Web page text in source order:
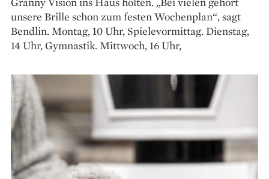
unsere Brille schon zum festen Wochenplan“, sagt
Bendlin. Montag, 10 Uhr, Spielevormittag. Dienstag,
14 Uhr, Gymnastik. Mittwoch, 16 Uhr,